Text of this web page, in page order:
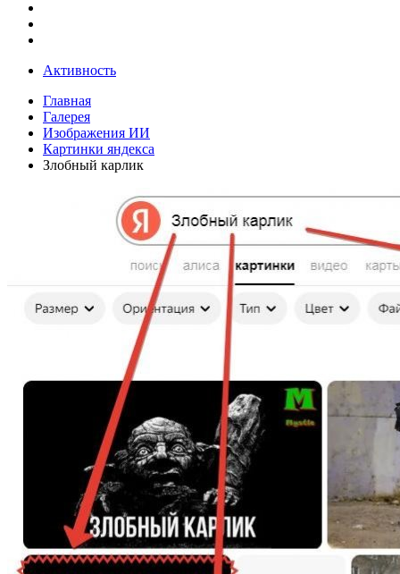
Активность
Главная
Галерея
Изображения ИИ
Картинки яндекса
Злобный карлик